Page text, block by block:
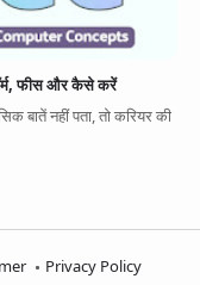
फीस और कैसे करें
बातें नहीं पता, तो करियर की
Privacy Policy